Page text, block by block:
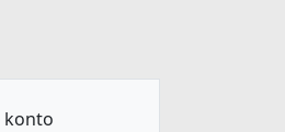
konto